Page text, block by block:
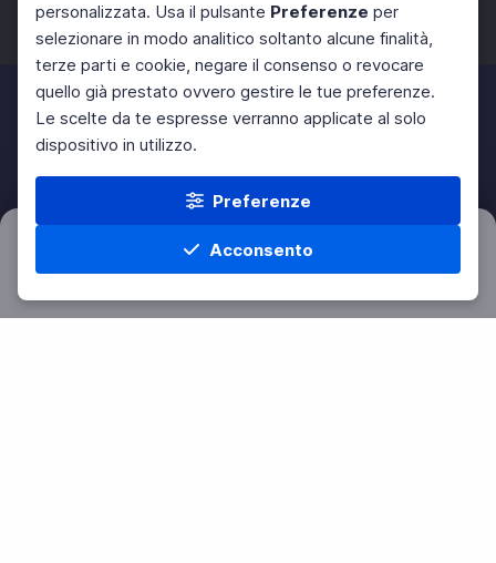
personalizzata. Usa il pulsante Preferenze per
selezionare in modo analitico soltanto alcune finalità,
terze parti e cookie, negare il consenso o revocare
quello già prestato ovvero gestire le tue preferenze.
Le scelte da te espresse verranno applicate al solo
dispositivo in utilizzo.
Preferenze
Acconsento
Home Materie Cerca Menu
Facebook Twitter Instagram